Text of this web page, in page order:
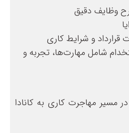
وظایف دقیق
و شرایط کاری
شامل مهارت‌ها، تجربه و
مسیر مهاجرت کاری به کانادا